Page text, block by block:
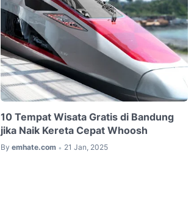
10 Tempat Wisata Gratis di Bandung
jika Naik Kereta Cepat Whoosh
By emhate.com • 21 Jan, 2025